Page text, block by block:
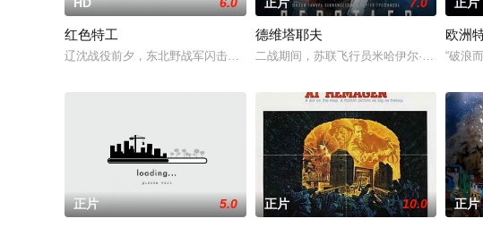
红色特工
辽沈战役前夕，东北野战军闪击锦州外围县城，将锦州包围。代号为“青蛇”的情
德维塔耶夫
二战期间，苏联飞行员米哈伊尔·德维塔耶
欧洲
“破浪
正片 5.0 正片 10.0 正片